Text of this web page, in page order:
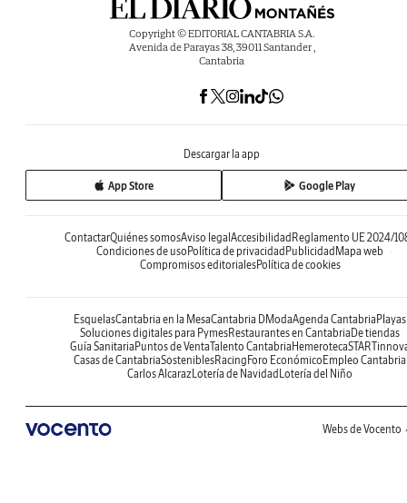
Copyright © EDITORIAL CANTABRIA S.A.
Avenida de Parayas 38, 39011 Santander ,
Cantabria
Descargar la app
App Store Google Play
ContactarQuiénes somosAviso legal Accesibilidad Reglamento UE 2024/
Condiciones de uso Política de privacidad Publicidad Mapa web
Compromisos editorialesPolítica de cookies
EsquelasCantabria en la MesaCantabria DModaAgenda Cantabria Playas
Soluciones digitales para PymesRestaurantes en Cantabria De tiendas
Guía Sanitaria Puntos de VentaTalento Cantabria Hemeroteca
Casas de CantabriaSosteniblesRacing Foro Económico Empleo Cantabria
Carlos AlcarazLotería de Navidad Lotería del Niño
Webs de Vocento